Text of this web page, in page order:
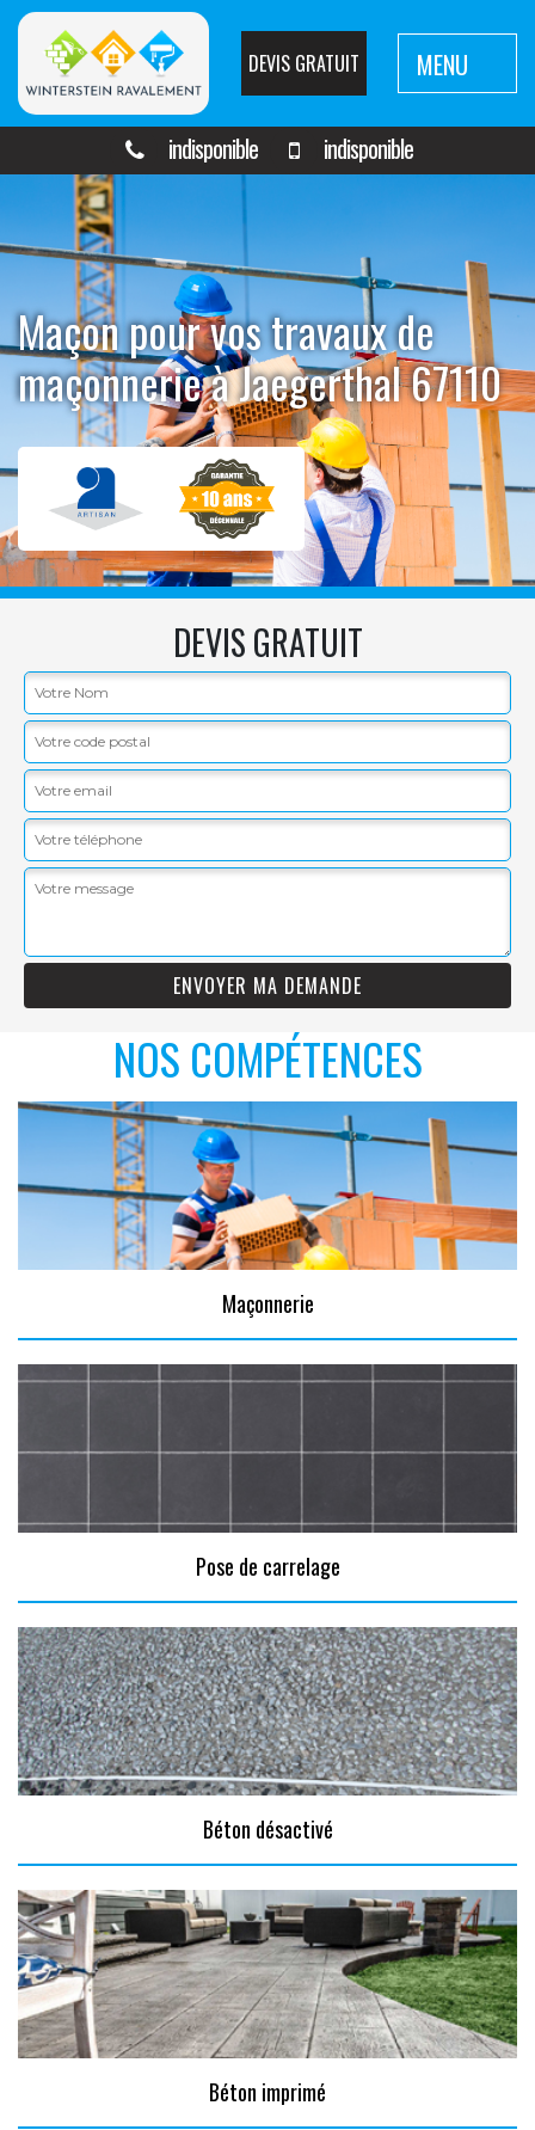
DEVIS GRATUIT MENU
indisponible indisponible
Maçon pour vos travaux de
maçonnerie à Jaegerthal 67110
DEVIS GRATUIT
NOS COMPÉTENCES
Maçonnerie
Pose de carrelage
Béton désactivé
Béton imprimé